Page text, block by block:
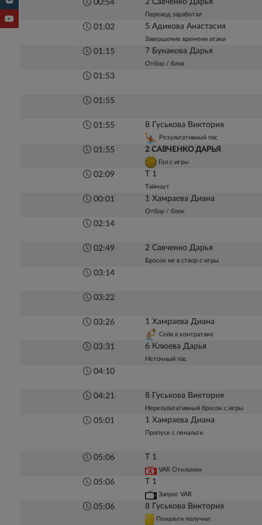
00:54 2 Савченко Дарья
Переход заработал
01:02 5 Адикова Анастасия
Завершение времени атаки
01:15 7 Бунакова Дарья
Отбор / блок
01:53
01:55
01:55 8 Гуськова Виктория
Результативный пас
01:55 2 САВЧЕНКО ДАРЬЯ
Гол с игры
02:09 Т 1
Таймаут
00:01 1 Хамраева Диана
Отбор / блок
02:14
02:49 2 Савченко Дарья
Бросок не в створ с игры
03:14
03:22
03:26 1 Хамраева Диана
Сейв в контратаке
03:31 6 Клюева Дарья
Неточный пас
04:10
04:21 8 Гуськова Виктория
Нерезультативный бросок с игры
05:01 1 Хамраева Диана
Пропуск с пенальти
05:06 Т 1
VAR Отклонен
05:06 Т 1
Запрос VAR
05:06 8 Гуськова Виктория
Пенальти получил